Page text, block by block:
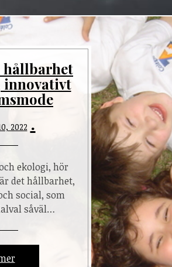
hållbarhet
innovativt
2022
ekologi, hör
det hållbarhet,
social, som
såväl…